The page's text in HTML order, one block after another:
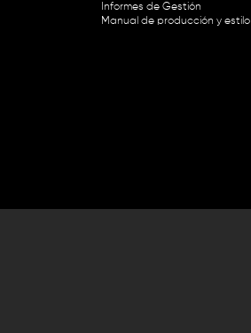
Informes de Gestión
Manual de producción y estilo